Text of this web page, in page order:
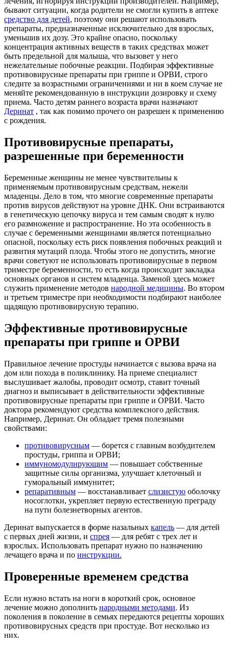
бывают ситуации, когда родители не смогли купить в аптеке
средство для детей, поэтому они решают использовать
препараты, предназначенные исключительно для взрослых,
уменьшив их дозу. Это крайне опасно, поскольку
концентрация активных веществ в таких средствах может
быть предельной для малыша, что вызовет у него
нежелательные побочные реакции. Подбирая эффективные
противовирусные препараты при гриппе и ОРВИ, строго
следите за возрастными ограничениями и ни в коем случае не
меняйте рекомендованную в инструкции дозировку и схему
приема. Часто детям раннего возраста врачи назначают
Деринат , так как помимо прочего он разрешен к применению
с рождения.
Противовирусные препараты,
разрешенные при беременности
Беременные женщины не менее чувствительны к
применяемым противовирусным средствам, нежели
младенцы. Дело в том, что многие современные препараты
против вирусов действуют на уровне ДНК. Они встраиваются
в генетическую цепочку вируса и тем самым сводят к нулю
его размножение и распространение. Но эта особенность в
случае с беременными женщинами является потенциально
опасной, поскольку есть риск появления побочных реакций и
развития мутаций плода. Чтобы этого не допустить, многие
врачи советуют не использовать противовирусные в первом
триместре беременности, то есть когда происходит закладка
основных органов и систем младенца. Заменой здесь может
служить применение методов народной медицины. Во втором
и третьем триместре при необходимости подбирают наиболее
щадящую противовирусную терапию.
Эффективные противовирусные
препараты при гриппе и ОРВИ
Правильное лечение простуды начинается с вызова врача на
дом или похода в поликлинику. На приеме специалист
выслушивает жалобы, проводит осмотр, ставит точный
диагноз и выписывает в действительности эффективные
противовирусные препараты при гриппе и ОРВИ. Часто
доктора рекомендуют средства комплексного действия.
Например, Деринат. Он обладает тремя полезными
свойствами:
противовирусным — борется с главным возбудителем
простуды, гриппа и ОРВИ;
иммуномодулирующим — повышает собственные
защитные силы организма, улучшает клеточный и
гуморальный иммунитет;
репаративным — восстанавливает слизистую оболочку
носоглотки, укрепляет первую естественную преграду
на пути болезнетворных агентов.
Деринат выпускается в форме назальных капель — для детей
с первых дней жизни, и спрея — для ребят с трех лет и
взрослых. Использовать препарат нужно по назначению
лечащего врача и по инструкции.
Проверенные временем средства
Если нужно встать на ноги в короткий срок, основное
лечение можно дополнить народными методами. Из
поколения в поколение в семьях передаются рецепты хороших
противовирусных средств при простуде. Вот несколько из
них.